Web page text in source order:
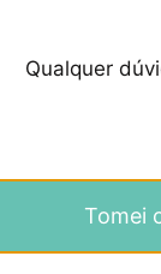
Dentisteria
Desinfectantes
Qualquer
Tomei